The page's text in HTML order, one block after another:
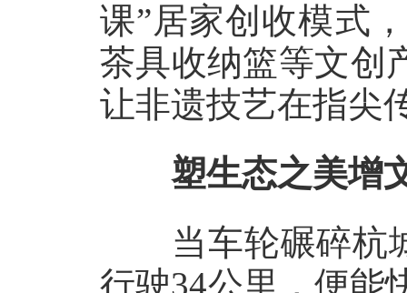
课”居家创收模式
茶具收纳篮等文创
让非遗技艺在指尖
塑生态之美增
当车轮碾碎杭城
行驶34公里，便能